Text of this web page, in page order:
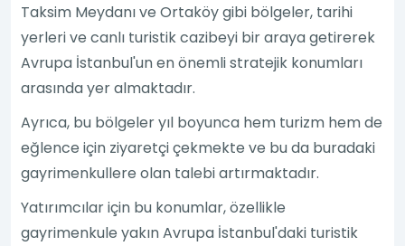
Taksim Meydanı ve Ortaköy gibi bölgeler, tarihi
yerleri ve canlı turistik cazibeyi bir araya getirerek
Avrupa İstanbul'un en önemli stratejik konumları
arasında yer almaktadır.
Ayrıca, bu bölgeler yıl boyunca hem turizm hem de
eğlence için ziyaretçi çekmekte ve bu da buradaki
gayrimenkullere olan talebi artırmaktadır.
Yatırımcılar için bu konumlar, özellikle
gayrimenkule yakın Avrupa İstanbul'daki turistik